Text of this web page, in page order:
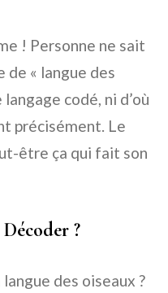
! Personne ne sait
de « langue des
codé, ni d’où
précisément. Le
être ça qui fait son
?
des oiseaux ?